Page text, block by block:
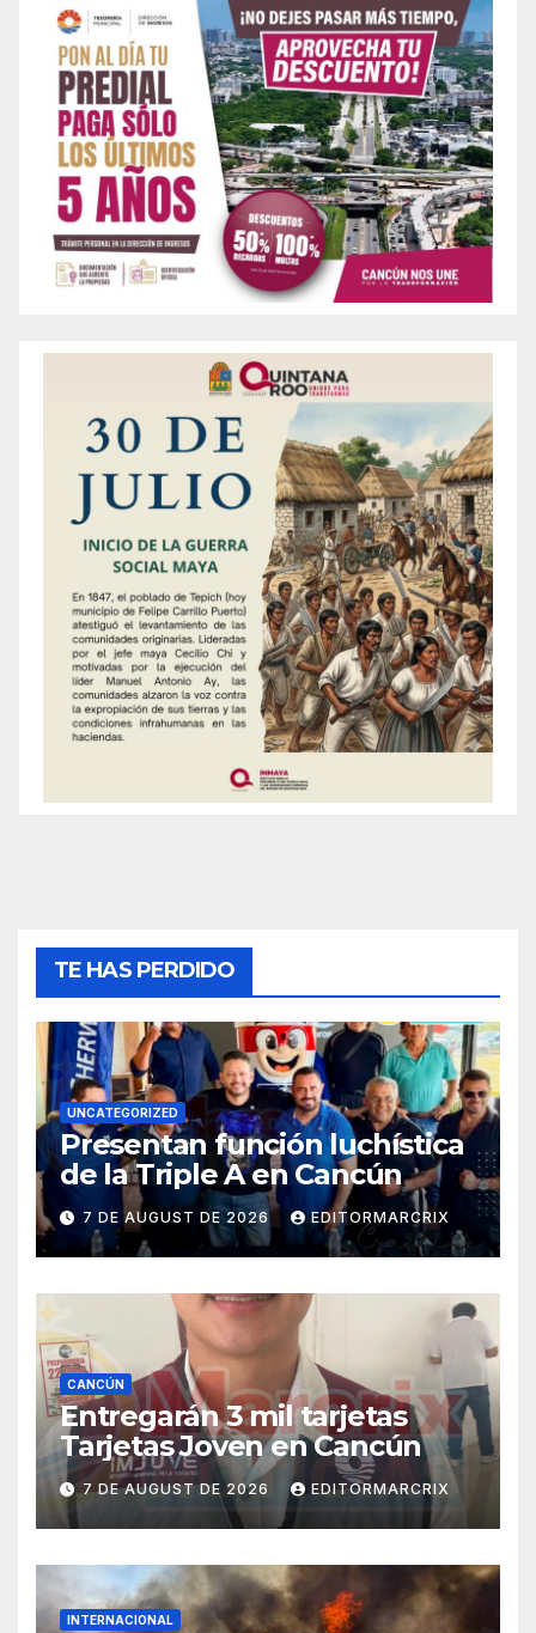
TE HAS PERDIDO
UNCATEGORIZED
Presentan función luchística
de la Triple A en Cancún
7 DE AUGUST DE 2026 EDITORMARCRIX
CANCÚN
Entregarán 3 mil tarjetas
Tarjetas Joven en Cancún
7 DE AUGUST DE 2026 EDITORMARCRIX
INTERNACIONAL